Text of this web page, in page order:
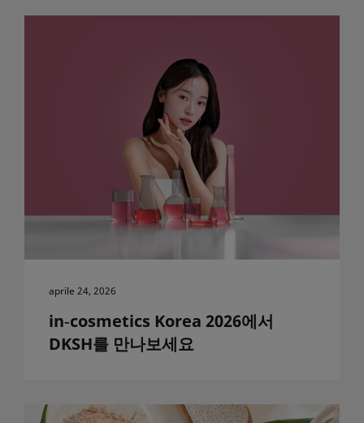
aprile 24, 2026
in‑cosmetics Korea 2026에서
DKSH를 만나보세요